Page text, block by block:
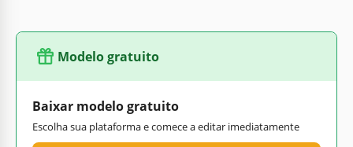
Modelo gratuito
Baixar modelo gratuito
Escolha sua plataforma e comece a editar imediatamente